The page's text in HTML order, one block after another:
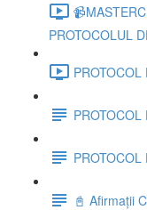
PROTOCOLUL
📓 Afirmații